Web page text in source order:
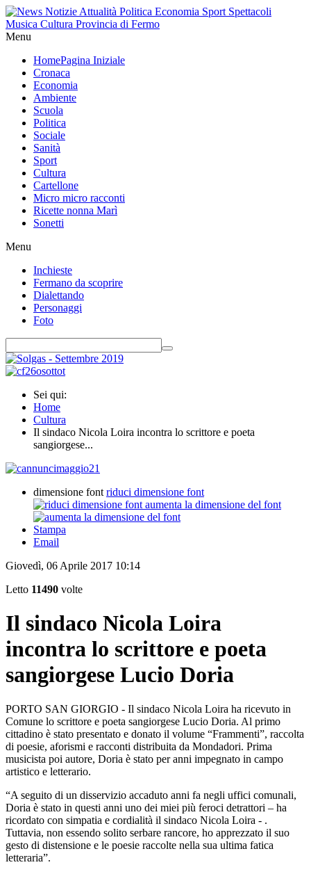
Menu
HomePagina Iniziale
Cronaca
Economia
Ambiente
Scuola
Politica
Sociale
Sanità
Sport
Cultura
Cartellone
Micro micro racconti
Ricette nonna Marì
Sonetti
Menu
Inchieste
Fermano da scoprire
Dialettando
Personaggi
Foto
Sei qui:
Home
Cultura
Il sindaco Nicola Loira incontra lo scrittore e poeta
sangiorgese...
dimensione font riduci dimensione font
aumenta la dimensione del font
Stampa
Email
Giovedì, 06 Aprile 2017 10:14
Letto 11490 volte
Il sindaco Nicola Loira
incontra lo scrittore e poeta
sangiorgese Lucio Doria
PORTO SAN GIORGIO - Il sindaco Nicola Loira ha ricevuto in
Comune lo scrittore e poeta sangiorgese Lucio Doria. Al primo
cittadino è stato presentato e donato il volume “Frammenti”, raccolta
di poesie, aforismi e racconti distribuita da Mondadori. Prima
musicista poi autore, Doria è stato per anni impegnato in campo
artistico e letterario.
“A seguito di un disservizio accaduto anni fa negli uffici comunali,
Doria è stato in questi anni uno dei miei più feroci detrattori – ha
ricordato con simpatia e cordialità il sindaco Nicola Loira - .
Tuttavia, non essendo solito serbare rancore, ho apprezzato il suo
gesto di distensione e le poesie raccolte nella sua ultima fatica
letteraria”.